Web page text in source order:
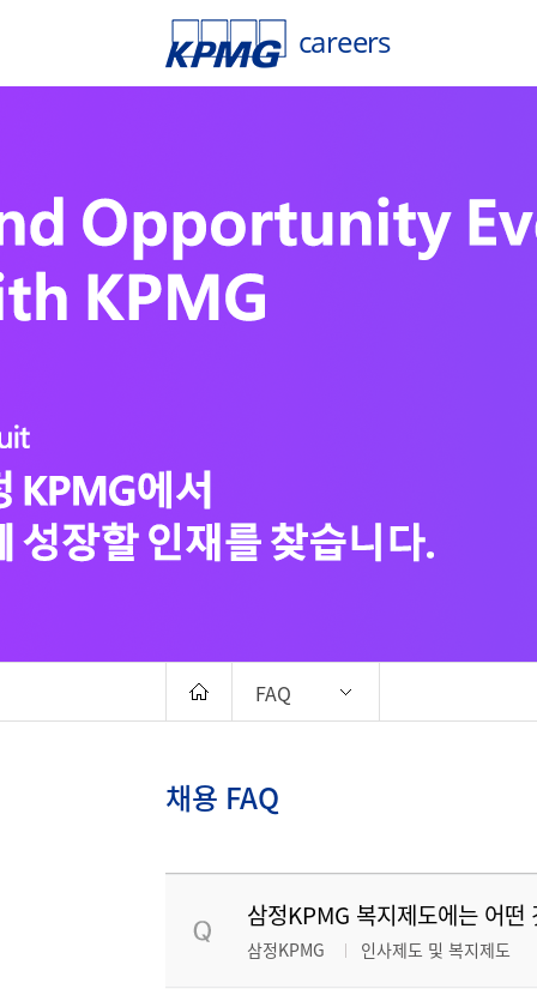
careers
FAQ
채용 FAQ
삼정KPMG 복지제도에는 어떤
삼정KPMG 인사제도 및 복지제도